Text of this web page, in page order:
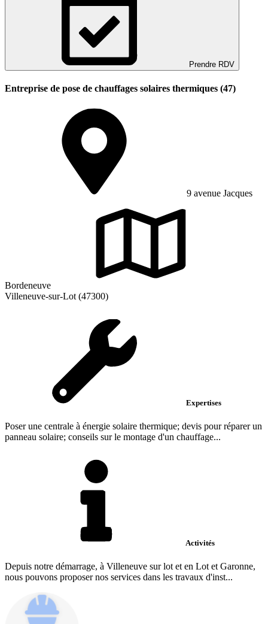
Prendre RDV
Entreprise de pose de chauffages solaires thermiques (47)
9 avenue Jacques
Bordeneuve
Villeneuve-sur-Lot (47300)
Expertises
Poser une centrale à énergie solaire thermique; devis pour réparer un
panneau solaire; conseils sur le montage d'un chauffage...
Activités
Depuis notre démarrage, à Villeneuve sur lot et en Lot et Garonne,
nous pouvons proposer nos services dans les travaux d'inst...